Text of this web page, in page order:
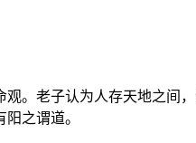
。老子认为人存天地之
之谓道。